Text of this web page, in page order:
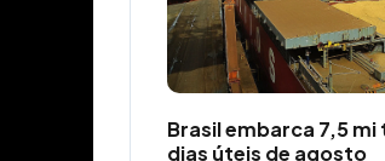
Brasil embarca 7,5 mi
dias úteis de agosto